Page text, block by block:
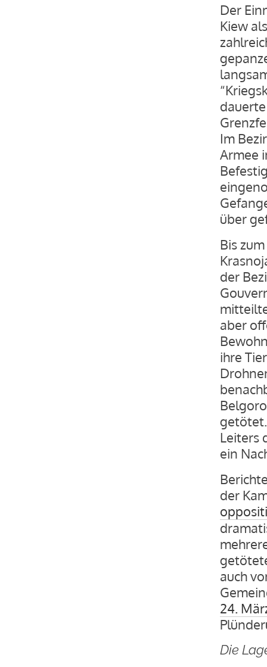
Der
Kiew
Im
Armee
über
Bis
der
aber
ihre
Leiters
ein
der
auch
24.
Die